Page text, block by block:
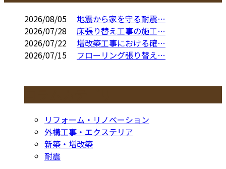
2026/08/05
地震から家を守る耐震…
2026/07/28
床張り替え工事の施工…
2026/07/22
増改築工事における確…
2026/07/15
フローリング張り替え…
リフォーム・リノベーション
外構工事・エクステリア
新築・増改築
耐震